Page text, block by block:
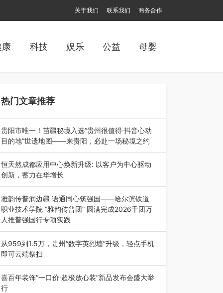
关于我们 联系我们 商务合作
科技 娱乐 公益 母婴
热门文章推荐
贵阳市唯一！苗疆秘境入选“贵州很值得·抖音心动
目的地”世遗地图——来贵阳，必赴一场秘境之约
2026年7月21日，2026年“贵州很值得”暨抖音“心
动目的地”（贵州站）主题…
恒天然成都应用中心焕新升级: 以客户为中心驱动
创新，蓄力在华增长
融合全球研发实力与本土洞察，深化客户共创，赋
能西南市场创新发展 （7月27日，成…
雅韵传普润边疆 语通同心筑强国——哈尔滨铁道
职业技术学院 “雅韵传普团” 圆满完成2026千团万
人推普强国行专项实践
为扎实推进2026“千团万人推普强国行”大学生暑
期社会实践，牢牢紧扣 “雅韵传普…
从959到1.5万，贵州“数字英烈墙”升级，轻点手机
即可云端祭扫
八一建军节到来之际，由贵州省退役军人事务厅指
导，贵阳市退役军人事务局联合贵州广电…
喜百年装饰“一口价·超极放心装”新品发布会盛大举
行